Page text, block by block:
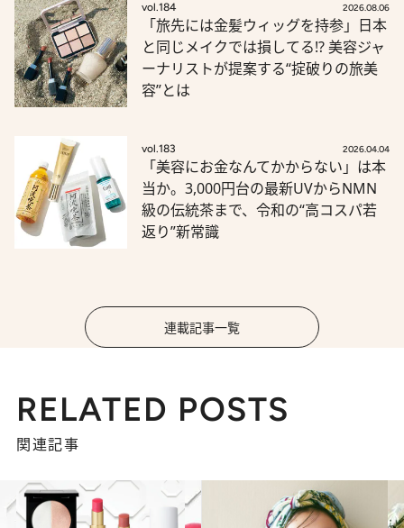
vol.184 2026.08.06
「旅先には金髪ウィッグを持参」日本
と同じメイクでは損してる!? 美容ジャ
ーナリストが提案する“掟破りの旅美
容”とは
vol.183 2026.04.04
「美容にお金なんてかからない」は本
当か。3,000円台の最新UVからNMN
級の伝統茶まで、令和の“高コスパ若
返り”新常識
連載記事一覧
RELATED POSTS
関連記事